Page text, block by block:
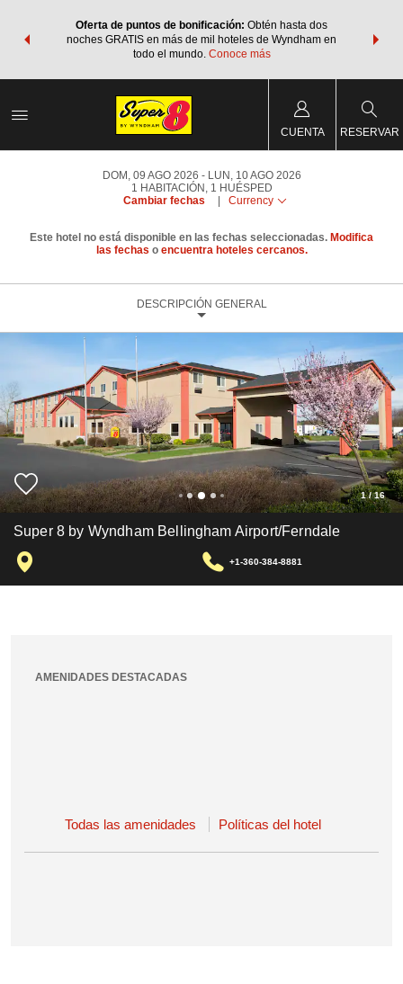
Oferta de puntos de bonificación:Obtén hasta dos
noches GRATIS en más de mil hoteles de Wyndham en
todo el mundo. Conoce más
de viaje
CUENTA RESERVAR
DOM, 09 AGO 2026
LUN, 10 AGO 2026
1 HABITACIÓN , 1 HUÉSPED
Cambiar fechas
Currency
Este hotel no está disponible en las fechas seleccionadas. Modifica
las fechas o encuentra hoteles cercanos.
DESCRIPCIÓN GENERAL
1/16
Super 8 by Wyndham Bellingham Airport/Ferndale
+1-360-384-8881
AMENIDADES DESTACADAS
Todas las amenidades Políticas del hotel